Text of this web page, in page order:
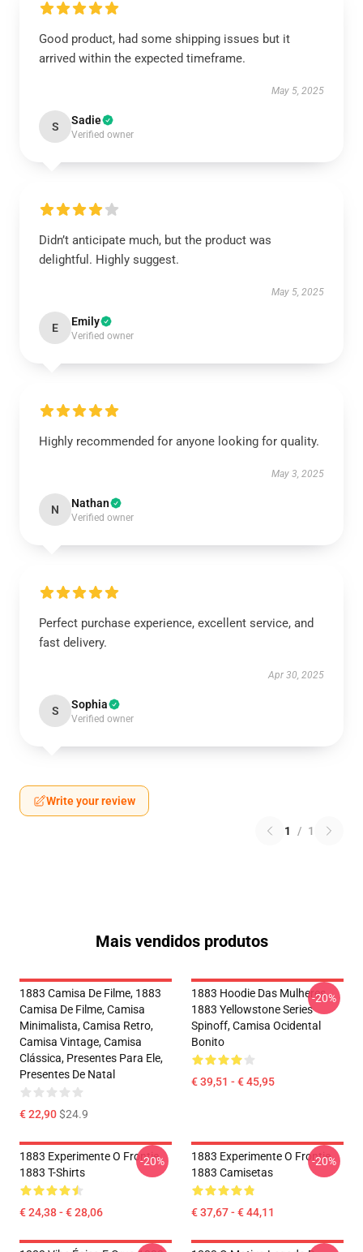
Good product, had some shipping issues but it
arrived within the expected timeframe.
May 5, 2025
S Sadie
Verified owner
Didn’t anticipate much, but the product was
delightful. Highly suggest.
May 5, 2025
E Emily
Verified owner
Highly recommended for anyone looking for quality.
May 3, 2025
N Nathan
Verified owner
Perfect purchase experience, excellent service, and
fast delivery.
Apr 30, 2025
S Sophia
Verified owner
Write your review
1 / 1
Mais vendidos produtos
1883 Camisa De Filme, 1883
Camisa De Filme, Camisa
Minimalista, Camisa Retro,
Camisa Vintage, Camisa
Clássica, Presentes Para Ele,
Presentes De Natal
€ 22,90$24.9
1883 Hoodie Das Mulheres,
1883 Yellowstone Series
Spinoff, Camisa Ocidental
Bonito
€ 39,51 - € 45,95
-20%
1883 Experimente O Frontie
1883 T-Shirts
€ 24,38 - € 28,06
-20%
1883 Experimente O Frontie
1883 Camisetas
€ 37,67 - € 44,11
-20%